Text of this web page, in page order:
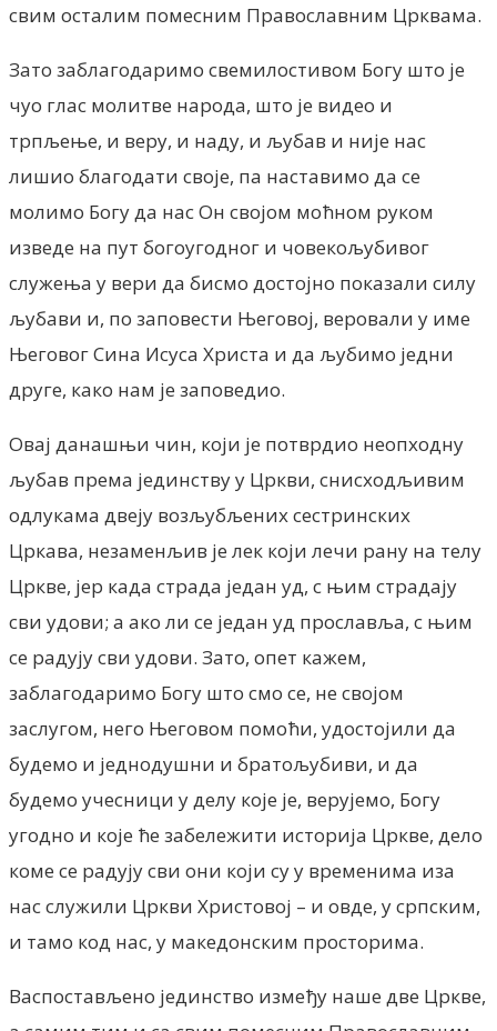
свим осталим помесним Православним Црквама.
Зато заблагодаримо свемилостивом Богу што је
чуо глас молитве народа, што је видео и
трпљење, и веру, и наду, и љубав и није нас
лишио благодати своје, па наставимо да се
молимо Богу да нас Он својом моћном руком
изведе на пут богоугодног и човекољубивог
служења у вери да бисмо достојно показали силу
љубави и, по заповести Његовој, веровали у име
Његовог Сина Исуса Христа и да љубимо једни
друге, како нам је заповедио.
Овај данашњи чин, који је потврдио неопходну
љубав према јединству у Цркви, снисходљивим
одлукама двеју возљубљених сестринских
Цркава, незаменљив је лек који лечи рану на телу
Цркве, јер када страда један уд, с њим страдају
сви удови; а ако ли се један уд прославља, с њим
се радују сви удови. Зато, опет кажем,
заблагодаримо Богу што смо се, не својом
заслугом, него Његовом помоћи, удостојили да
будемо и једнодушни и братољубиви, и да
будемо учесници у делу које је, верујемо, Богу
угодно и које ће забележити историја Цркве, дело
коме се радују сви они који су у временима иза
нас служили Цркви Христовој – и овде, у српским,
и тамо код нас, у македонским просторима.
Васпостављено јединство између наше две Цркве,